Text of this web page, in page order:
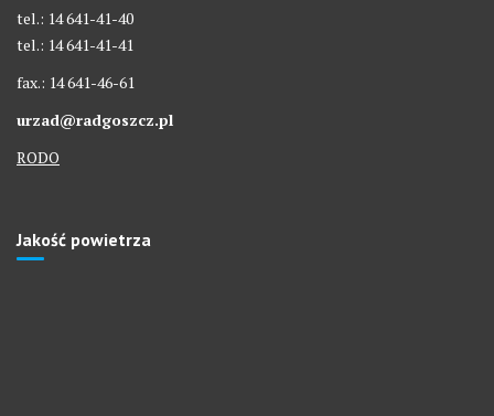
tel.: 14 641-41-40
tel.: 14 641-41-41
fax.: 14 641-46-61
urzad@radgoszcz.pl
RODO
Jakość powietrza